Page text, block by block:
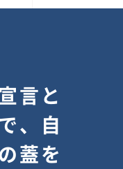
タン
裏切
”【真